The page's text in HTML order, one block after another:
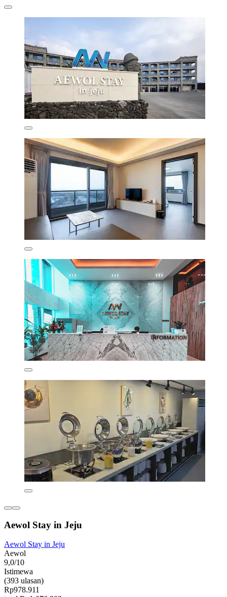
Aewol Stay in Jeju
Aewol Stay in Jeju
Aewol
9,0/10
Istimewa
(393 ulasan)
Rp978.911